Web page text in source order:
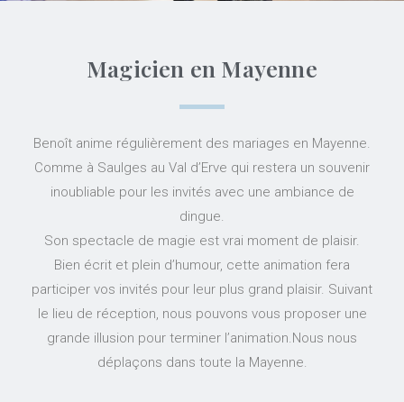
Magicien en Mayenne
Benoît anime régulièrement des mariages en Mayenne.
Comme à Saulges au Val d’Erve qui restera un souvenir
inoubliable pour les invités avec une ambiance de
dingue.
Son spectacle de magie est vrai moment de plaisir.
Bien écrit et plein d’humour, cette animation fera
participer vos invités pour leur plus grand plaisir. Suivant
le lieu de réception, nous pouvons vous proposer une
grande illusion pour terminer l’animation.Nous nous
déplaçons dans toute la Mayenne.